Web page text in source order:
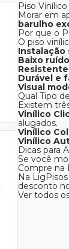
Piso
Morar em
barulho
Por que o
O piso
Instalação
Baixo ruído
Durável e
Visual
Qual Tipo
Existem
Vinílico
alugados.
Vinílico
Vinílico
Dicas para
Se você
Compre na
Na
desconto
Ver todos